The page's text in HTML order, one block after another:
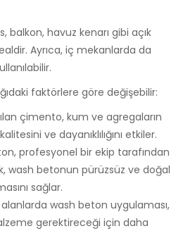
balkon, havuz kenarı gibi açık
Ayrıca, iç mekanlarda da
faktörlere göre değişebilir:
çimento, kum ve agregaların
ve dayanıklılığını etkiler.
profesyonel bir ekip tarafından
wash betonun pürüzsüz ve doğal
sağlar.
wash beton uygulaması,
gerektireceği için daha